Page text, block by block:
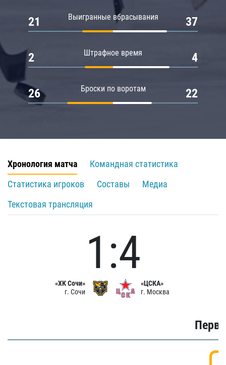
Выигранные вбрасывания
21 37
Штрафное время
2 4
Броски по воротам
26 22
Хронология матча
Командная статистика
Статистика игроков
Составы
Медиа
Текстовая трансляция
«ХК Сочи»
г. Сочи
1:4
«ЦСКА»
г. Москва